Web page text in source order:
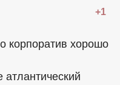
+1
корпоратив хорошо